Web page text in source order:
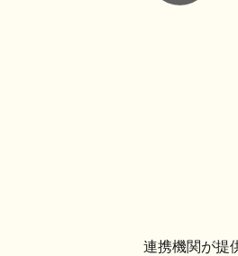
連携機関が提